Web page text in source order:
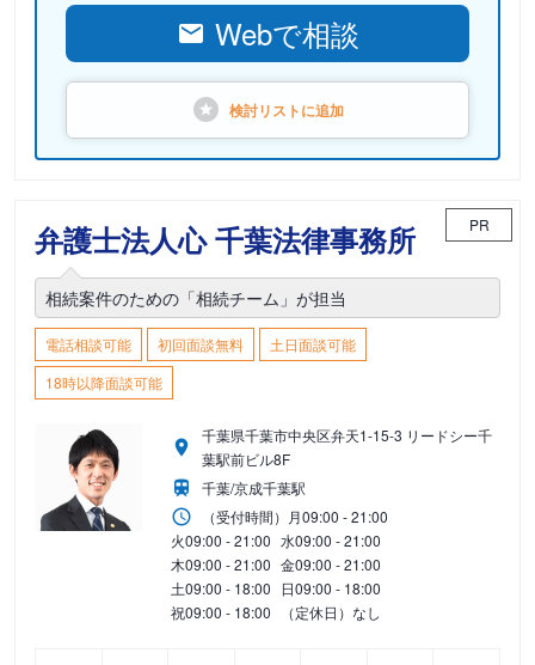
Webで相談
検討リストに追加
弁護士法人心 千葉法律事務所 PR
相続案件のための「相続チーム」が担当
電話相談可能 初回面談無料
土日面談可能
18時以降面談可能
千葉県千葉市中央区弁天1-15-3 リードシー千
葉駅前ビル8F
千葉/京成千葉駅
（受付時間） 月09:00 - 21:00
火09:00 - 21:00 水09:00 - 21:00
木09:00 - 21:00 金09:00 - 21:00
土09:00 - 18:00 日09:00 - 18:00
祝09:00 - 18:00 （定休日）なし